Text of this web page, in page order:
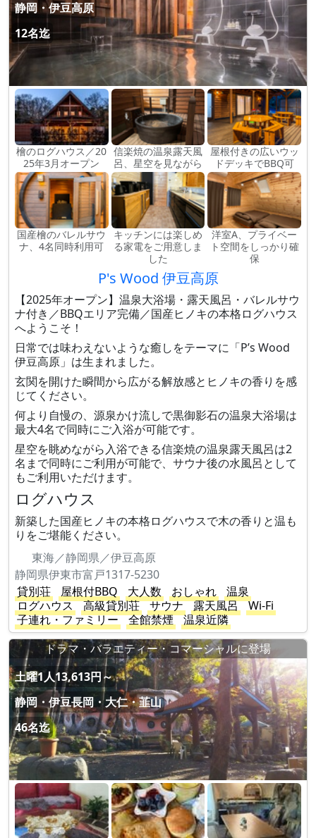
静岡・伊豆高原
12名迄
檜のログハウス／20
25年3月オープン
信楽焼の温泉露天風
呂、星空を見ながら
屋根付きの広いウッ
ドデッキでBBQ可
国産檜のバレルサウ
ナ、4名同時利用可
キッチンには楽しめ
る家電をご用意しま
した
洋室A、プライベー
ト空間をしっかり確
保
P's Wood 伊豆高原
【2025年オープン】温泉大浴場・露天風呂・バレルサウ
ナ付き／BBQエリア完備／国産ヒノキの本格ログハウス
へようこそ！
日常では味わえないような癒しをテーマに「P’s Wood
伊豆高原」は生まれました。
玄関を開けた瞬間から広がる解放感とヒノキの香りを感
じてください。
何より自慢の、源泉かけ流しで黒御影石の温泉大浴場は
最大4名で同時にご入浴が可能です。
星空を眺めながら入浴できる信楽焼の温泉露天風呂は2
名まで同時にご利用が可能で、サウナ後の水風呂として
もご利用いただけます。
ログハウス
新築した国産ヒノキの本格ログハウスで木の香りと温も
りをご堪能ください。
東海／静岡県／伊豆高原
静岡県伊東市富戸1317-5230
貸別荘
屋根付BBQ 大人数 おしゃれ
温泉
ログハウス
高級貸別荘 サウナ 露天風呂
Wi-Fi
子連れ・ファミリー
全館禁煙
温泉近隣
ドラマ・バラエティー・コマーシャルに登場
土曜1人13,613円～
静岡・伊豆長岡・大仁・韮山
46名迄